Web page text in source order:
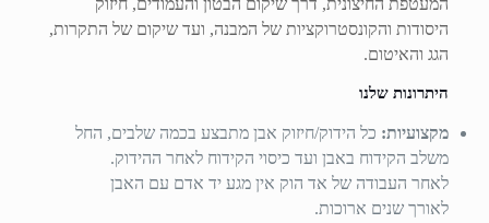
היסודות והקונסטרוקציות של המבנה, ועד שיקום של התקרות,
הגג והאיטום.
היתרונות שלנו
מקצועיות: כל הידוק/חיזוק אבן מתבצע בכמה שלבים, החל
משלב הקידוח באבן ועד כיסוי הקידוח לאחר ההידוק.
לאחר העבודה של אד הוק אין מגע יד אדם עם האבן
לאורך שנים ארוכות.